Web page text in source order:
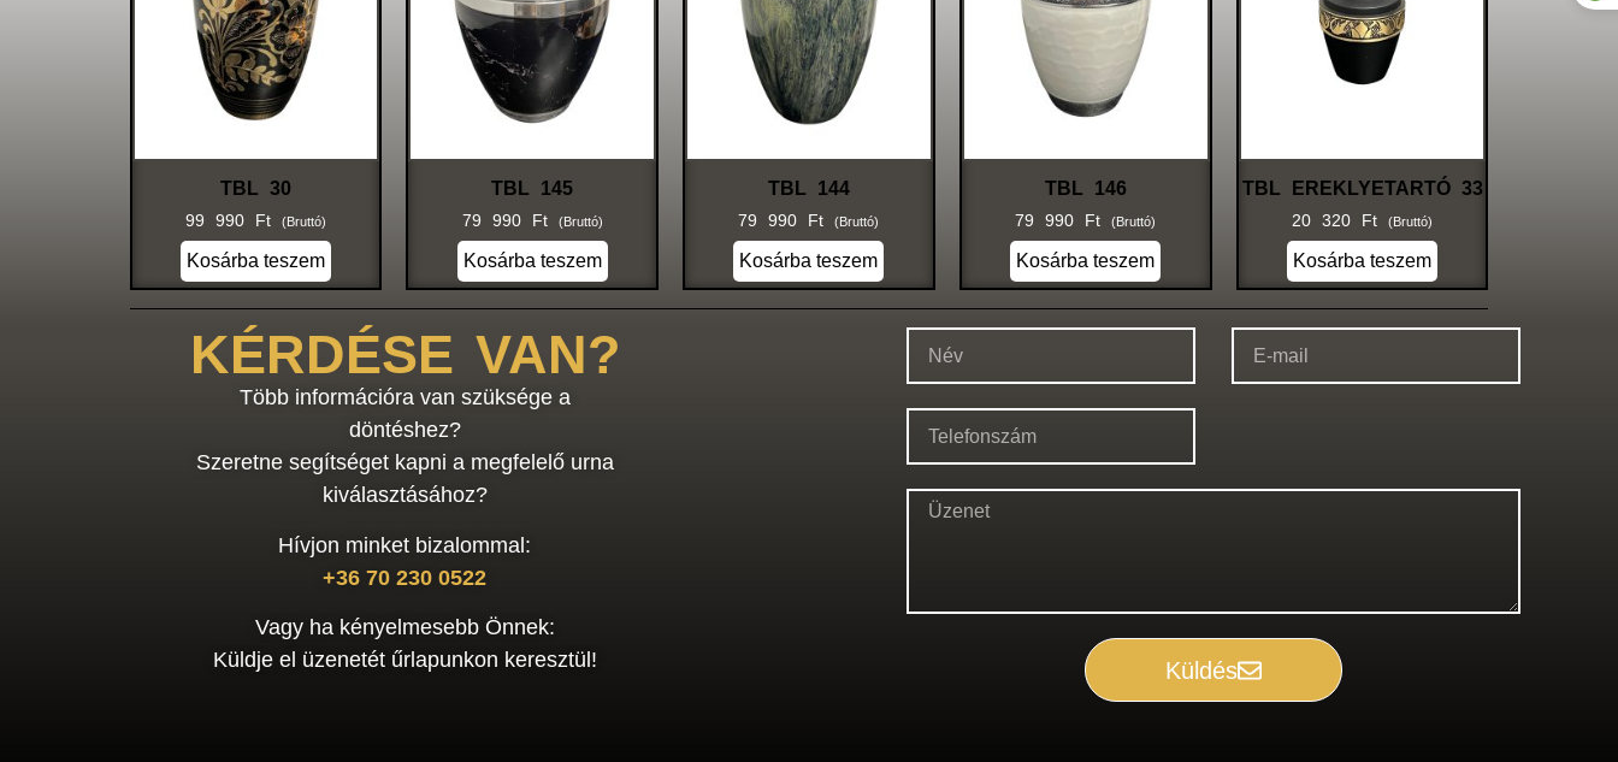
TBL 30
99 990 Ft (bruttó)
Kosárba teszem
TBL 145
79 990 Ft (bruttó)
Kosárba teszem
TBL 144
79 990 Ft (bruttó)
Kosárba teszem
TBL 146
79 990 Ft (bruttó)
Kosárba teszem
TBL EREKLYETARTÓ 33
20 320 Ft (bruttó)
Kosárba teszem
KÉRDÉSE VAN?
Több információra van szüksége a
döntéshez?
Szeretne segítséget kapni a megfelelő urna
kiválasztásához?
Hívjon minket bizalommal:
+36 70 230 0522
Vagy ha kényelmesebb Önnek:
Küldje el üzenetét űrlapunkon keresztül!
Küldés